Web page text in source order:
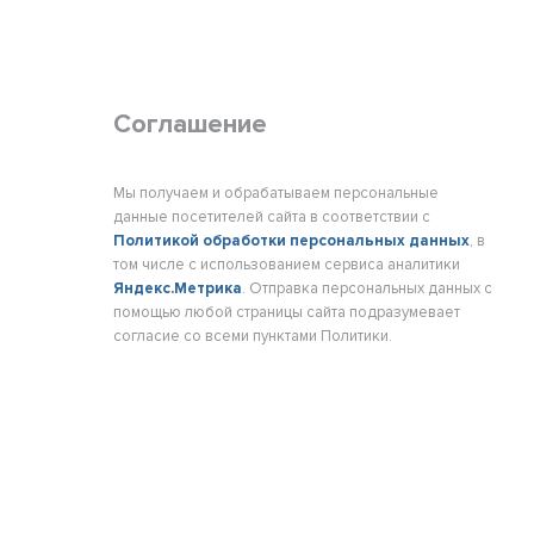
Соглашение
Мы получаем и обрабатываем персональные
данные посетителей сайта в соответствии с
Политикой обработки персональных данных, в
том числе с использованием сервиса аналитики
Яндекс.Метрика. Отправка персональных данных с
помощью любой страницы сайта подразумевает
согласие со всеми пунктами Политики.